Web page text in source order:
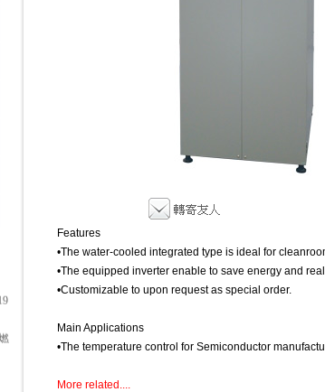
Features
•The water-cooled integrated type is ideal for
•The equipped inverter enable to save energy and
•Customizable to upon request as special order.
Main Applications
•The temperature control for Semiconductor
More related ....